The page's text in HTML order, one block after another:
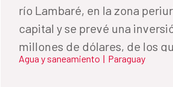
río Lambaré, en la zona
capital y se prevé una
millones de dólares, de los
serán créditos del Fondo de
Agua y saneamiento | Paraguay